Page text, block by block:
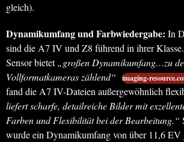
gleich).
Dynamikumfang und Farbwiedergabe: In
sind die A7 IV und Z8 führend in ihrer
Sensor bietet„großen Dynamikumfang…zu
Vollformatkameras zählend“
imaging-
fand die A7 IV-Dateien außergewöhnlich
liefert scharfe, detailreiche Bilder mit
Farben und Flexibilität bei der Bearbeitung.“
wurde ein Dynamikumfang von über 11,6 EV